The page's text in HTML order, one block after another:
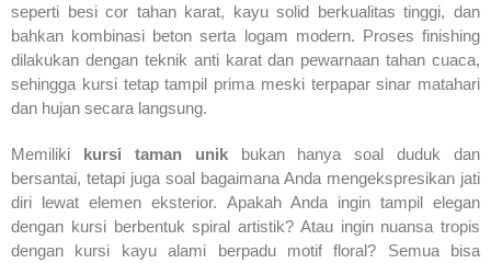
seperti besi cor tahan karat, kayu solid berkualitas tinggi, dan
bahkan kombinasi beton serta logam modern. Proses finishing
dilakukan dengan teknik anti karat dan pewarnaan tahan cuaca,
sehingga kursi tetap tampil prima meski terpapar sinar matahari
dan hujan secara langsung.
Memiliki kursi taman unikbukan hanya soal duduk dan
bersantai, tetapi juga soal bagaimana Anda mengekspresikan jati
diri lewat elemen eksterior. Apakah Anda ingin tampil elegan
dengan kursi berbentuk spiral artistik? Atau ingin nuansa tropis
dengan kursi kayu alami berpadu motif floral? Semua bisa